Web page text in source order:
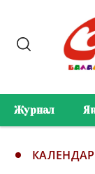
Журнал